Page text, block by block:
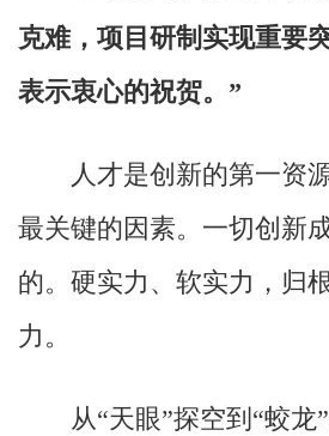
克难，项目研制实现重要
表示衷心的祝贺。”
人才是创新的第一资源
最关键的因素。一切创新
的。硬实力、软实力，归
力。
从“天眼”探空到“蛟龙”